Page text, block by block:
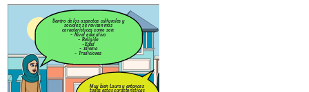
Dentro de los aspectos culturales y
sociales se revisan más
características como son:
- Nivel educativo
- Religión
-Edad
- Idioma
- Tradiciones
Muy bien Laura y entonces